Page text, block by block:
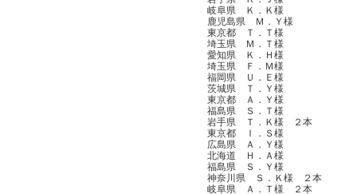
岐阜県 Ｋ．Ｋ様
鹿児島県 Ｍ．Ｙ様
東京都 Ｔ．Ｔ様
埼玉県 Ｍ．Ｔ様
愛知県 Ｋ．Ｈ様
埼玉県 Ｆ．Ｍ様
福岡県 Ｕ．Ｅ様
茨城県 Ｔ．Ｙ様
東京都 Ａ．Ｙ様
福島県 Ｓ．Ｔ様
岩手県 Ｔ．Ｋ様 ２本
東京都 Ｉ．Ｓ様
広島県 Ａ．Ｙ様
北海道 Ｈ．Ａ様
福島県 Ｓ．Ｙ様
神奈川県 Ｓ．Ｋ様 ２本
岐阜県 Ａ．Ｔ様 ２本